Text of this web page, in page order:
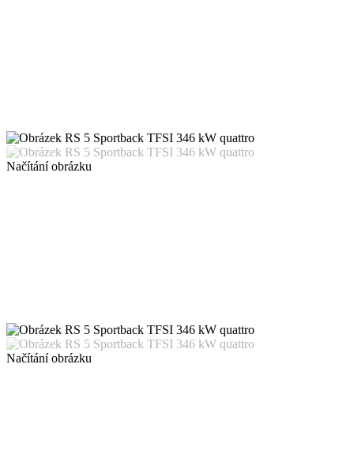
Načítání obrázku
Načítání obrázku